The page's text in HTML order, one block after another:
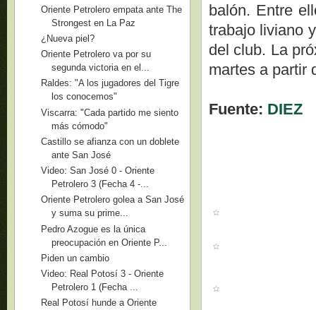
balón. Entre
trabajo liviano
del club. La
martes a partir
Fuente: DIEZ
Oriente Petrolero empata ante The
Strongest en La Paz
¿Nueva piel?
Oriente Petrolero va por su
segunda victoria en el...
Raldes: "A los jugadores del Tigre
los conocemos"
Viscarra: "Cada partido me siento
más cómodo"
Castillo se afianza con un doblete
ante San José
Video: San José 0 - Oriente
Petrolero 3 (Fecha 4 -...
Oriente Petrolero golea a San José
y suma su prime...
Pedro Azogue es la única
preocupación en Oriente P...
Piden un cambio
Video: Real Potosí 3 - Oriente
Petrolero 1 (Fecha ...
Real Potosí hunde a Oriente